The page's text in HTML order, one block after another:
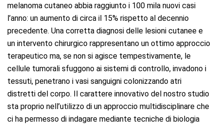
melanoma cutaneo abbia raggiunto i 100 mila nuovi casi
l’anno: un aumento di circa il 15% rispetto al decennio
precedente. Una corretta diagnosi delle lesioni cutanee e
un intervento chirurgico rappresentano un ottimo approccio
terapeutico ma, se non si agisce tempestivamente, le
cellule tumorali sfuggono ai sistemi di controllo, invadono i
tessuti, penetrano i vasi sanguigni colonizzando atri
distretti del corpo. Il carattere innovativo del nostro studio
sta proprio nell’utilizzo di un approccio multidisciplinare che
ci ha permesso di indagare mediante tecniche di biologia